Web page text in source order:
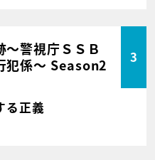
～警視庁ＳＳＢ
犯係～ Season2
3
正義